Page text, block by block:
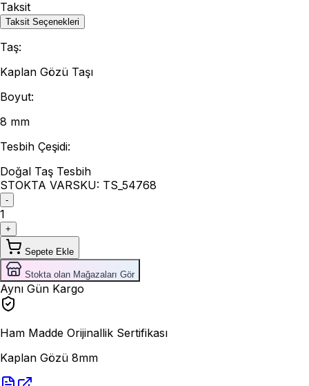
Taksit
Taksit Seçenekleri
Taş:
Kaplan Gözü Taşı
Boyut:
8 mm
Tesbih Çeşidi:
Doğal Taş Tesbih
STOKTA VARSKU: TS_54768
-
1
+
Sepete Ekle
Stokta olan Mağazaları Gör
Aynı Gün Kargo
Ham Madde Orijinallik Sertifikası
Kaplan Gözü 8mm